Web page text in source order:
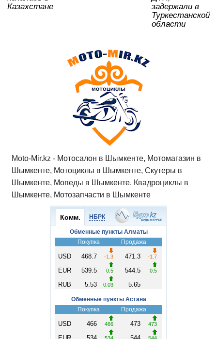
Казахстане
задержали в
Туркестанской
области
Moto-Mir.kz - Мотосалон в Шымкенте, Мотомагазин в
Шымкенте, Мотоциклы в Шымкенте, Скутеры в
Шымкенте, Мопеды в Шымкенте, Квадроциклы в
Шымкенте, Мотозапчасти в Шымкенте